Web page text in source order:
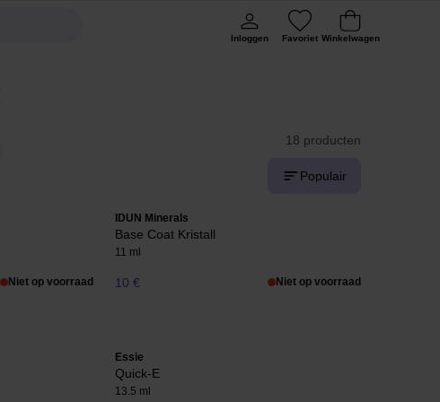
Inloggen Favoriet Winkelwagen
18 producten
Populair
Niet op voorraad
IDUN Minerals
Base Coat Kristall
11 ml
10 € Niet op voorraad
Essie
Quick-E
13.5 ml